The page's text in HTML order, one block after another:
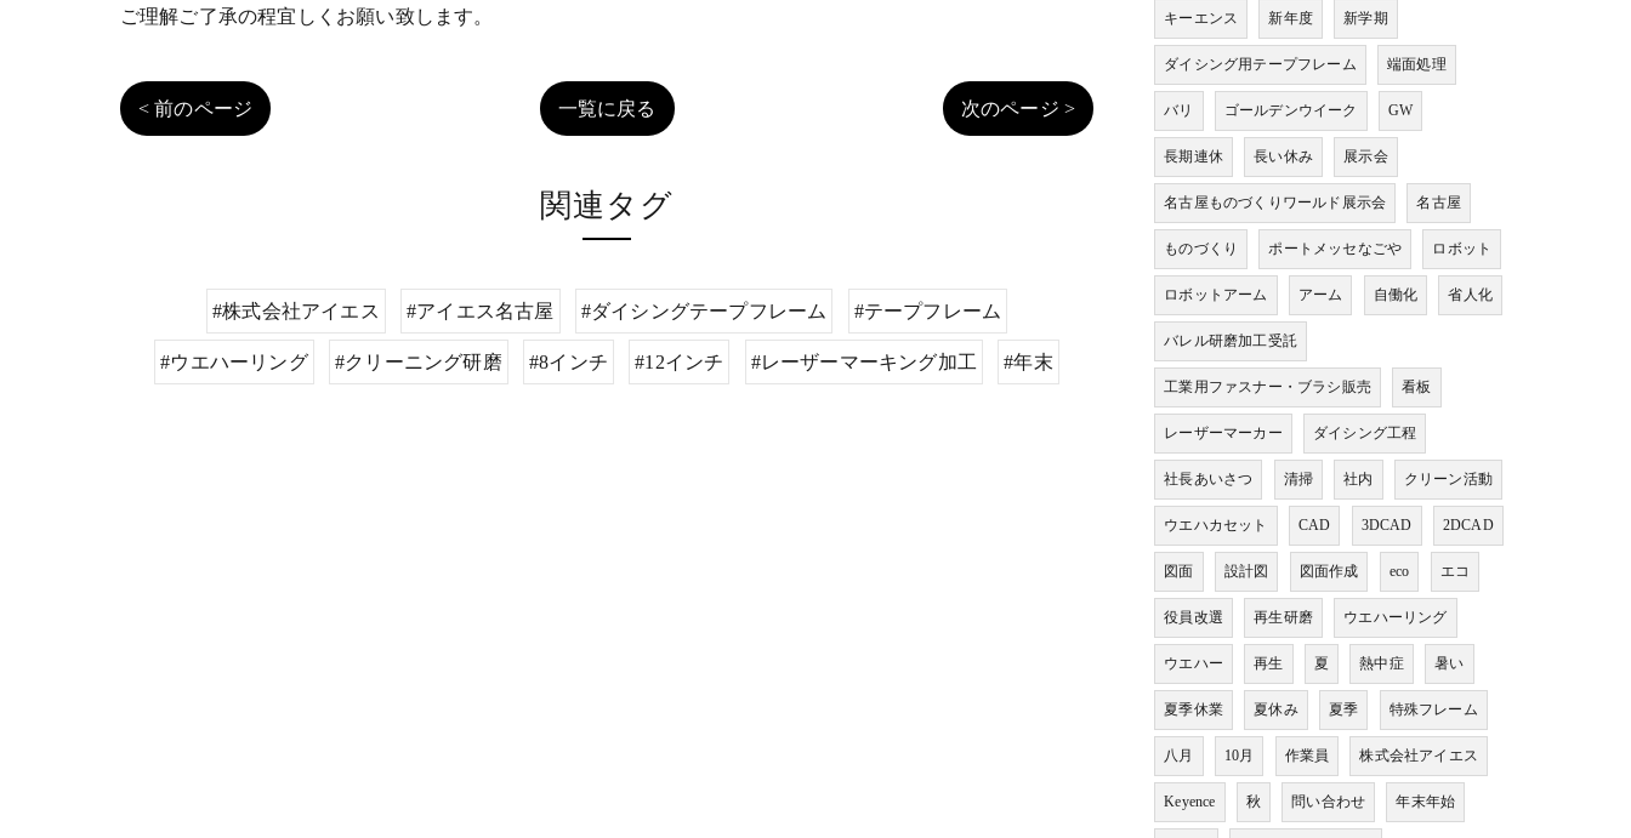
ご理解ご了承の程宜しくお願い致します。
< 前のページ 一覧に戻る 次のページ >
関連タグ
#株式会社アイエス #アイエス名古屋 #ダイシングテープフレーム #テープフレーム
#ウエハーリング #クリーニング研磨 #8インチ #12インチ #レーザーマーキング加工 #年末
キーエンス 新年度 新学期
ダイシング用テープフレーム 端面処理
バリ ゴールデンウイーク GW
長期連休 長い休み 展示会
名古屋ものづくりワールド展示会 名古屋
ものづくり ポートメッセなごや ロボット
ロボットアーム アーム 自働化 省人化
バレル研磨加工受託
工業用ファスナー・ブラシ販売 看板
レーザーマーカー ダイシング工程
社長あいさつ 清掃 社内 クリーン活動
ウエハカセット CAD 3DCAD 2DCAD
図面 設計図 図面作成 eco エコ
役員改選 再生研磨 ウエハーリング
ウエハー 再生 夏 熱中症 暑い
夏季休業 夏休み 夏季 特殊フレーム
八月 10月 作業員 株式会社アイエス
Keyence 秋 問い合わせ 年末年始